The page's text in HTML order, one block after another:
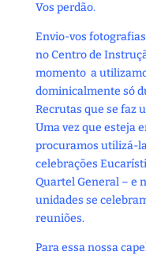
Vos perdão.
Envio-vos
no Centro de
momento a
dominicalmente só
Recrutas que se faz
Uma vez que esteja
procuramos utilizá-
celebrações
Quartel General – e
unidades se
reuniões.
Para essa nossa